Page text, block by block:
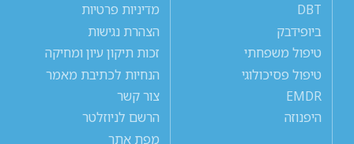
DBT
ביופידבק
טיפול משפחתי
טיפול פסיכולוגי
EMDR
היפנוזה
מדיניות פרטיות
הצהרת נגישות
זכות תיקון עיון ומחיקה
הנחיות לכתיבת מאמר
צור קשר
הרשם לניוזלטר
מפת אתר